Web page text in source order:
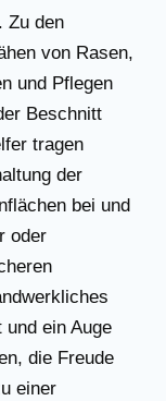
Zu den
von Rasen,
und Pflegen
Beschnitt
tragen
der
bei und
oder
ein Auge
die Freude
einer